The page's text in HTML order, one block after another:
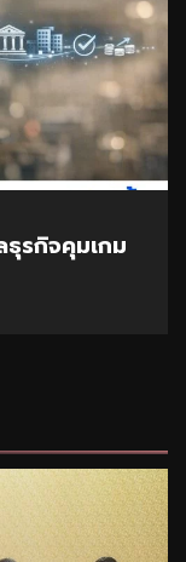
รกิจคุมเกม